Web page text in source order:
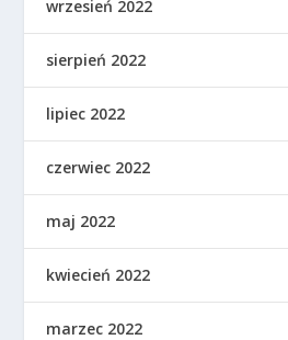
wrzesień 2022
sierpień 2022
lipiec 2022
czerwiec 2022
maj 2022
kwiecień 2022
marzec 2022